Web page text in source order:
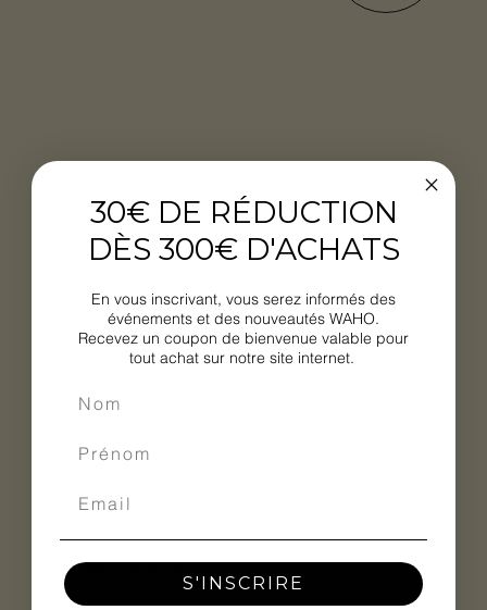
Accueil
Mobilier de jardin
Cuisines extérieures
Equipements cuisine extérieure
30€ DE RÉDUCTION
DÈS 300€ D'ACHATS
En vous inscrivant, vous serez informés des
événements et des nouveautés WAHO.
Recevez un coupon de bienvenue valable pour
tout achat sur notre site internet.
S'INSCRIRE